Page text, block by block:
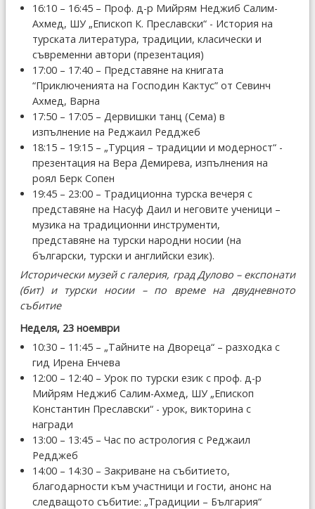
16:10 – 16:45 – Проф. д-р Мийрям Неджиб Салим-
Ахмед, ШУ „Епископ К. Преславски“ - История на
турската литература, традиции, класически и
съвременни автори (презентация)
17:00 – 17:40 – Представяне на книгата
“Приключенията на Господин Кактус” от Севинч
Ахмед, Варна
17:50 – 17:05 – Дервишки танц (Сема) в
изпълнение на Реджаил Редджеб
18:15 – 19:15 – „Турция – традиции и модерност“ -
презентация на Вера Демирева, изпълнения на
роял Берк Сопен
19:45 – 23:00 – Традиционна турска вечеря с
представяне на Насуф Даил и неговите ученици –
музика на традиционни инструменти,
представяне на турски народни носии (на
български, турски и английски език).
Исторически музей с галерия, град Дулово – експонати
(бит) и турски носии – по време на двудневното
събитие
Неделя, 23 ноември
10:30 – 11:45 – „Тайните на Двореца“ – разходка с
гид Ирена Енчева
12:00 – 12:40 – Урок по турски език с проф. д-р
Мийрям Неджиб Салим-Ахмед, ШУ „Епископ
Константин Преславски“ - урок, викторина с
награди
13:00 – 13:45 – Час по астрология с Реджаил
Редджеб
14:00 – 14:30 – Закриване на събитието,
благодарности към участници и гости, анонс на
следващото събитие: „Традиции – България“